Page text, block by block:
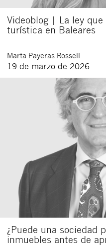
Videoblog | La ley
turística en Baleares
Marta Payeras Rossell
19 de marzo de 2026
¿Puede una sociedad
inmuebles antes de